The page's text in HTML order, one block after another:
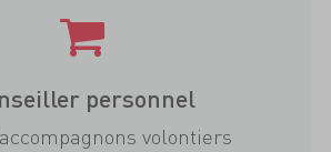
personnel
volontiers